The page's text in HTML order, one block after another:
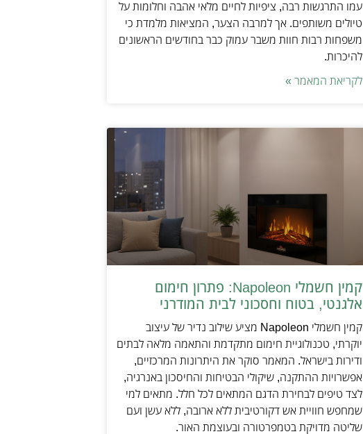
עמו התרגשות רבה, ציפיות לחיים מלאי אהבה וחלומות על
טיולים משותפים. אך למרבה הצער, המציאות מלמדת כי
משפחות רבות חוות משבר עמוק כבר בחודשים הראשונים
להיכרות.
לקריאת המאמר »
קמין חשמלי Napoleon: פתרון חימום
אלגנטי, בטוח וחסכוני לבית המודרני
קמין חשמלי Napoleon מציע שילוב נדיר של עיצוב
יוקרתי, טכנולוגיית חימום מתקדמת והתאמה מלאה לבתים
ודירות בישראל. המאמר סוקר את היתרונות המרכזיים,
אפשרויות ההתקנה, שיקולי הבטיחות והחיסכון באנרגיה,
לצד טיפים לבחירת הדגם המתאים לכל חלל. מתאים למי
שמחפש חוויית אש דקורטיבית ללא ארובה, ללא עשן ועם
שליטה מדויקת בטמפרטורה ובעוצמת האור.